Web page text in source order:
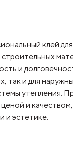
клей
и
так и для
утепления.
и
и эстетике.